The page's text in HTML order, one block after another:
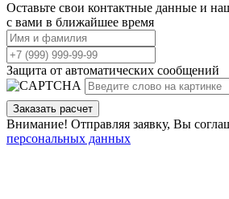
Оставьте свои контактные данные и
с вами в ближайшее время
Защита от автоматических сообщений
Внимание! Отправляя заявку, Вы
персональных данных